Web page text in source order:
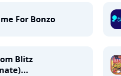
For Bonzo
Blitz